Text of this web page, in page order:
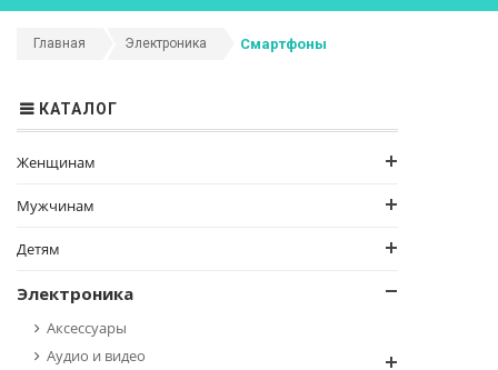
Главная Электроника Смартфоны
КАТАЛОГ
Женщинам
Мужчинам
Детям
Электроника
Аксессуары
Аудио и видео